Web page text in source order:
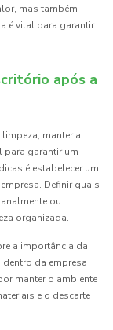
mas também
é vital para garantir
após a
manter a
para garantir um
é estabelecer um
Definir quais
ou
organizada.
a importância da
da empresa
manter o ambiente
e o descarte